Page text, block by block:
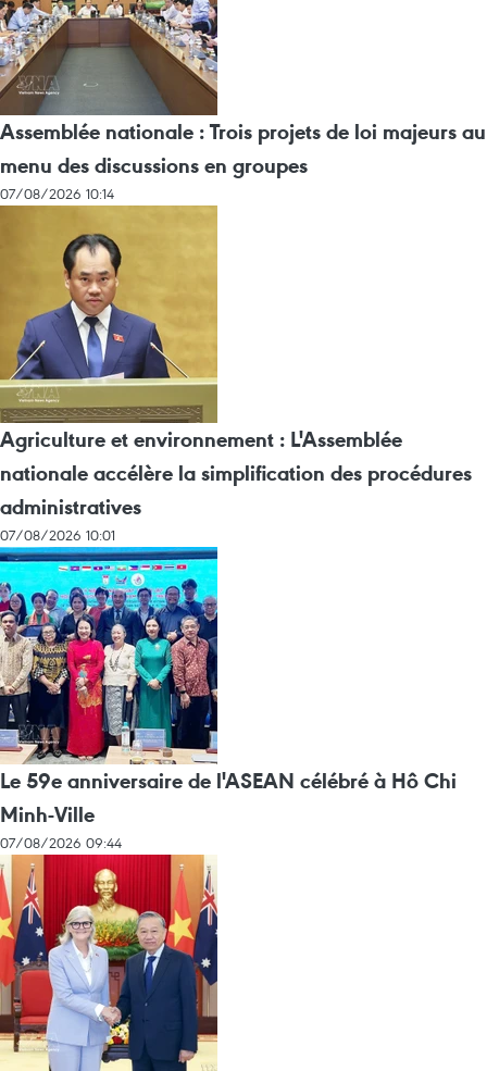
Assemblée nationale : Trois projets de loi majeurs au
menu des discussions en groupes
07/08/2026 10:14
Agriculture et environnement : L'Assemblée
nationale accélère la simplification des procédures
administratives
07/08/2026 10:01
Le 59e anniversaire de l'ASEAN célébré à Hô Chi
Minh-Ville
07/08/2026 09:44